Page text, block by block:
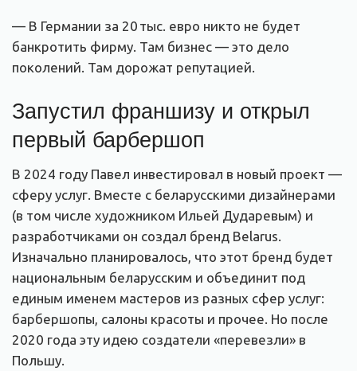
— В Германии за 20 тыс. евро никто не будет
банкротить фирму. Там бизнес — это дело
поколений. Там дорожат репутацией.
Запустил франшизу и открыл
первый барбершоп
В 2024 году Павел инвестировал в новый проект —
сферу услуг. Вместе с беларусскими дизайнерами
(в том числе художником Ильей Дударевым) и
разработчиками он создал бренд Belarus.
Изначально планировалось, что этот бренд будет
национальным беларусским и объединит под
единым именем мастеров из разных сфер услуг:
барбершопы, салоны красоты и прочее. Но после
2020 года эту идею создатели «перевезли» в
Польшу.